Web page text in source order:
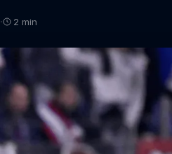
· 2 min